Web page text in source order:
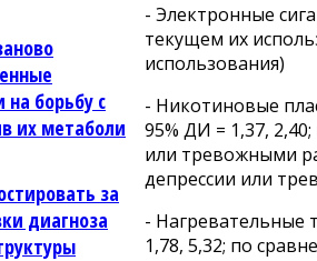
- Электронные
текущем их
использования)
- Никотиновые
95% ДИ = 1,37,
или тревожными
депрессии или
- Нагревательные
1,78, 5,32; по
борьбу с
их метаболи
за
диагноза